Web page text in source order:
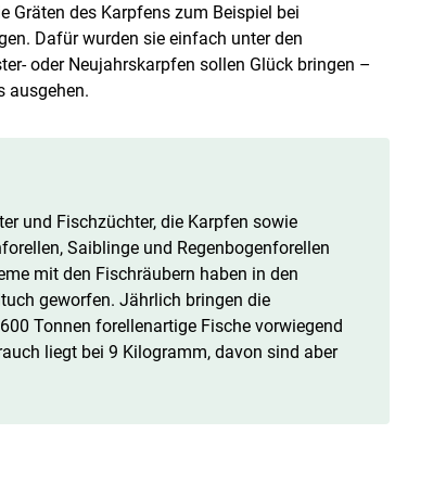
Gräten des Karpfens zum Beispiel bei
Dafür wurden sie einfach unter den
oder Neujahrskarpfen sollen Glück bringen –
ausgehen.
und Fischzüchter, die Karpfen sowie
Saiblinge und Regenbogenforellen
mit den Fischräubern haben in den
geworfen. Jährlich bringen die
Tonnen forellenartige Fische vorwiegend
liegt bei 9 Kilogramm, davon sind aber